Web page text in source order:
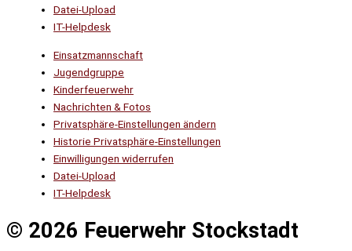
Datei-Upload
IT-Helpdesk
Einsatzmannschaft
Jugendgruppe
Kinderfeuerwehr
Nachrichten & Fotos
Privatsphäre-Einstellungen ändern
Historie Privatsphäre-Einstellungen
Einwilligungen widerrufen
Datei-Upload
IT-Helpdesk
© 2026 Feuerwehr Stockstadt